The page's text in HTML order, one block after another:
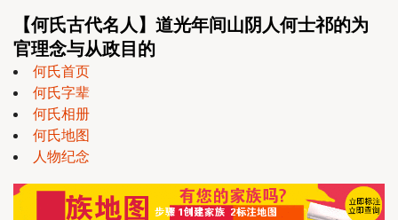
【何氏古代名人】道光年间山阴人何士祁的为
官理念与从政目的
何氏首页
何氏字辈
何氏相册
何氏地图
人物纪念